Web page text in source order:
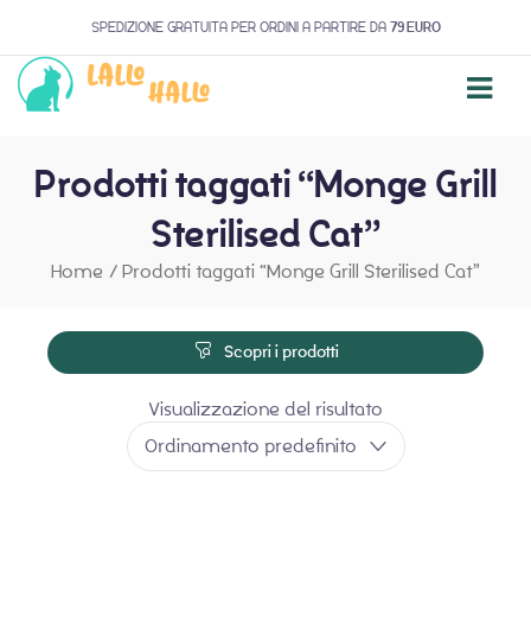
SPEDIZIONE GRATUITA PER ORDINI A PARTIRE DA 79 EURO
Prodotti taggati “Monge Grill
Sterilised Cat”
Home / Prodotti taggati “Monge Grill Sterilised Cat”
Scopri i prodotti
Visualizzazione del risultato
Ordinamento predefinito